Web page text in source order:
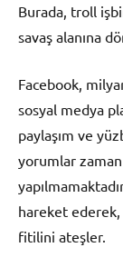
Burada, troll
savaş alanına
Facebook,
sosyal medya
paylaşım ve
yorumlar zaman
hareket
fitilini ateşler.